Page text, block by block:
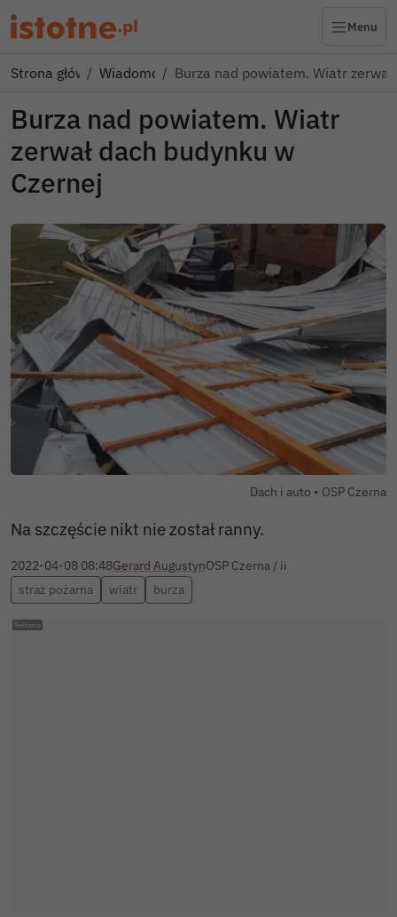
Menu
Strona głównaWiadomościBurza nad powiatem. Wiatr
Burza nad powiatem. Wiatr
zerwał dach budynku w
Czernej
Dach i auto • Autor zdjęcia:
OSP Czerna
Na szczęście nikt nie został ranny.
2022-04-08 08:48Gerard AugustynOSP Czerna / ii
straż pożarna
wiatr burza